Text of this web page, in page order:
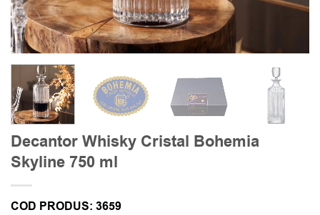
Decantor Whisky Cristal Bohemia
Skyline 750 ml
COD PRODUS: 3659